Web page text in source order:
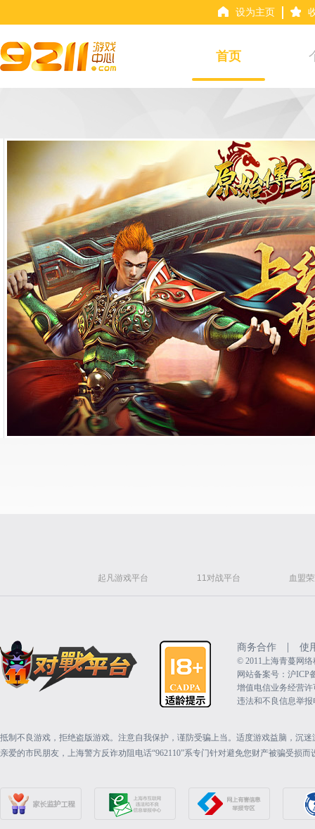
设为主页
首页
起凡游戏平台 11对战平台 血盟
商务合作 | 使
©️ 2011上海青蔓网
网站备案号：沪ICP
增值电信业务经营许
违法和不良信息举报
抵制不良游戏，拒绝盗版游戏。注意自我保护，谨防受骗上当。适度游戏益脑，沉
亲爱的市民朋友，上海警方反诈劝阻电话“962110”系专门针对避免您财产被骗受损